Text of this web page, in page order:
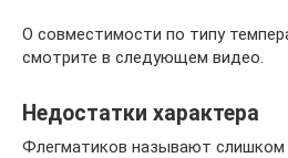
О совместимости по типу
смотрите в следующем видео.
Недостатки характера
Флегматиков называют